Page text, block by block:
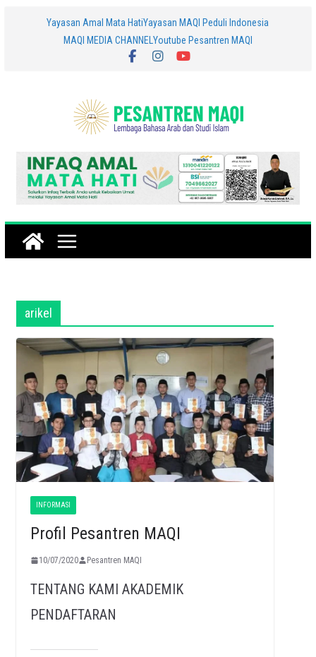
Yayasan Amal Mata HatiYayasan MAQI Peduli Indonesia
MAQI MEDIA CHANNEL Youtube Pesantren MAQI
arikel
INFORMASI
Profil Pesantren MAQI
10/07/2020 Pesantren MAQI
TENTANG KAMI AKADEMIK
PENDAFTARAN